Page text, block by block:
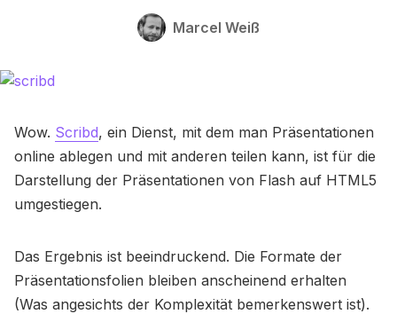
Marcel Weiß
Wow. Scribd, ein Dienst, mit dem man Präsentationen
online ablegen und mit anderen teilen kann, ist für die
Darstellung der Präsentationen von Flash auf HTML5
umgestiegen.
Das Ergebnis ist beeindruckend. Die Formate der
Präsentationsfolien bleiben anscheinend erhalten
(Was angesichts der Komplexität bemerkenswert ist).